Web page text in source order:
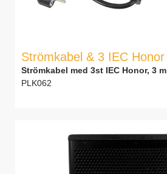
Strömkabel & 3 IEC Honor
Strömkabel med 3st IEC Honor, 3 m
PLK062